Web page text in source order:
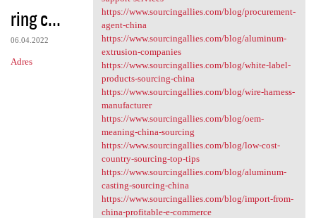
ring c...
06.04.2022
Adres
https://www.sourcingallies.com/blog/procurement-
agent-china
https://www.sourcingallies.com/blog/aluminum-
extrusion-companies
https://www.sourcingallies.com/blog/white-label-
products-sourcing-china
https://www.sourcingallies.com/blog/wire-harness-
manufacturer
https://www.sourcingallies.com/blog/oem-
meaning-china-sourcing
https://www.sourcingallies.com/blog/low-cost-
country-sourcing-top-tips
https://www.sourcingallies.com/blog/aluminum-
casting-sourcing-china
https://www.sourcingallies.com/blog/import-from-
china-profitable-e-commerce